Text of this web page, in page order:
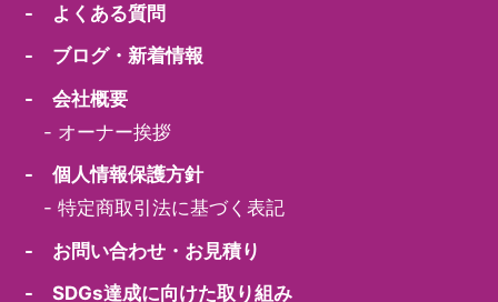
- よくある質問
- ブログ・新着情報
- 会社概要
- オーナー挨拶
- 個人情報保護方針
-特定商取引法に基づく表記
- お問い合わせ・お見積り
- SDGs達成に向けた取り組み